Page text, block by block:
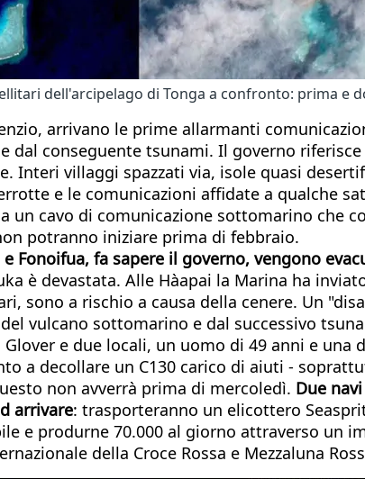
dell'arcipelago di Tonga a confronto: prima e
arrivano le prime allarmanti
dal conseguente tsunami. Il governo riferisce
Interi villaggi spazzati via, isole quasi
e le comunicazioni affidate a qualche
un cavo di comunicazione sottomarino che
potranno iniziare prima di febbraio.
Fonoifua, fa sapere il governo, vengono
è devastata. Alle Hàapai la Marina ha
sono a rischio a causa della cenere. Un
vulcano sottomarino e dal successivo
e due locali, un uomo di 49 anni e una
a decollare un C130 carico di aiuti -
non avverrà prima di mercoledì. Due
arrivare: trasporteranno un elicottero
e produrne 70.000 al giorno attraverso un
della Croce Rossa e Mezzaluna